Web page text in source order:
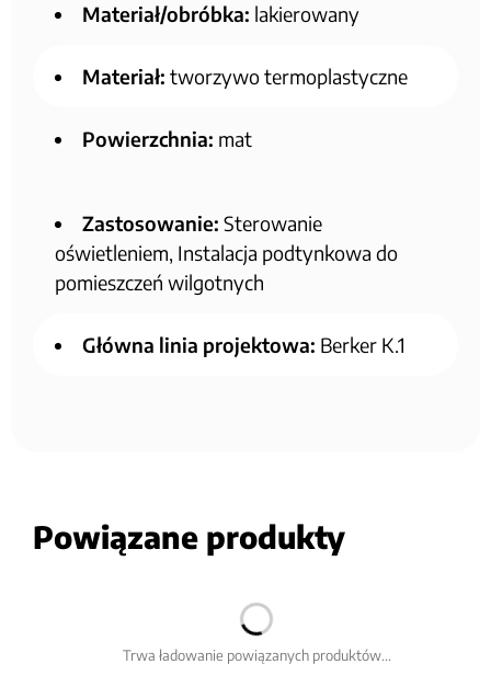
Materiał/obróbka: lakierowany
Materiał: tworzywo termoplastyczne
Powierzchnia: mat
Zastosowanie: Sterowanie
oświetleniem, Instalacja podtynkowa do
pomieszczeń wilgotnych
Główna linia projektowa: Berker K.1
Powiązane produkty
Trwa ładowanie powiązanych produktów...